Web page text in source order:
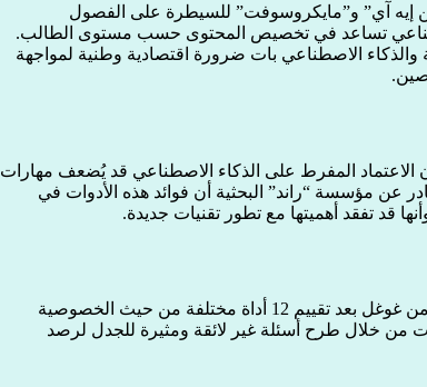
إيه آي” و”مايكروسوفت” للسيطرة على الفصول
تساعد في تخصيص المحتوى حسب مستوى الطالب.
والذكاء الاصطناعي بات ضرورة اقتصادية وطنية لمواجهة
الاعتماد المفرط على الذكاء الاصطناعي قد يُضعف مهارات
عن مؤسسة “راند” البحثية أن فوائد هذه الأدوات في
قد تفقد أهميتها مع تطور تقنيات جديدة.
اختارت مدارس ميامي ديد أداة “جيميناي” من غوغل بعد تقييم 12 أداة مختلفة من حيث الخصوصية
من خلال طرح أسئلة غير لائقة ومثيرة للجدل لرصد